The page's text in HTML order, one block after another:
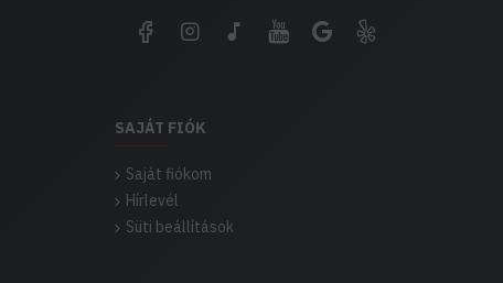
SAJÁT FIÓK
Saját fiókom
Hírlevél
Süti beállítások